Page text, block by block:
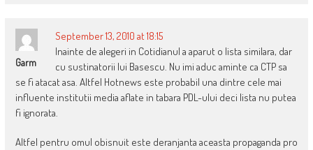
Garm
September 13, 2010 at 18:15
Inainte de alegeri in Cotidianul a aparut o lista similara, dar
cu sustinatorii lui Basescu. Nu imi aduc aminte ca CTP sa
se fi atacat asa. Altfel Hotnews este probabil una dintre cele mai
influente institutii media aflate in tabara PDL-ului deci lista nu putea
fi ignorata.
Altfel pentru omul obisnuit este deranjanta aceasta propaganda pro